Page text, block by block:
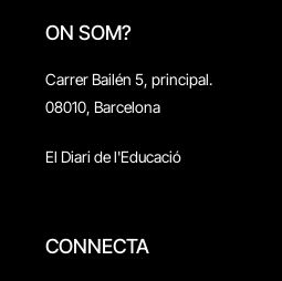
ON SOM?
Carrer Bailén 5, principal.
08010, Barcelona
El Diari de l'Educació
CONNECTA